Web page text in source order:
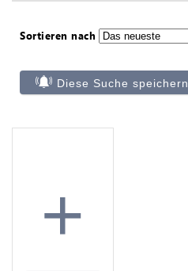
Sortieren nach
Diese Suche speichern
+